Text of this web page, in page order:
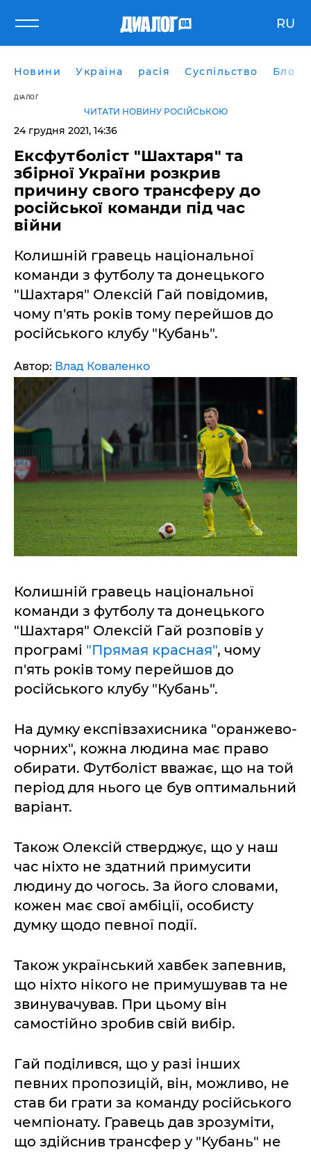
RU
Новини Україна расія Суспільство Блоги
ДІАЛОГ
ЧИТАТИ НОВИНУ РОСІЙСЬКОЮ
24 грудня 2021, 14:36
Ексфутболіст "Шахтаря" та
збірної України розкрив
причину свого трансферу до
російської команди під час
війни
Колишній гравець національної
команди з футболу та донецького
"Шахтаря" Олексій Гай повідомив,
чому п'ять років тому перейшов до
російського клубу "Кубань".
Автор: Влад Коваленко
Колишній гравець національної
команди з футболу та донецького
"Шахтаря" Олексій Гай розповів у
програмі "Прямая красная", чому
п'ять років тому перейшов до
російського клубу "Кубань".
На думку експівзахисника "оранжево-
чорних", кожна людина має право
обирати. Футболіст вважає, що на той
період для нього це був оптимальний
варіант.
Також Олексій стверджує, що у наш
час ніхто не здатний примусити
людину до чогось. За його словами,
кожен має свої амбіції, особисту
думку щодо певної події.
Також український хавбек запевнив,
що ніхто нікого не примушував та не
звинувачував. При цьому він
самостійно зробив свій вибір.
Гай поділився, що у разі інших
певних пропозицій, він, можливо, не
став би грати за команду російського
чемпіонату. Гравець дав зрозуміти,
що здійснив трансфер у "Кубань" не